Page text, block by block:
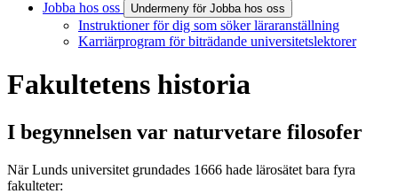
Jobba hos oss Undermeny för Jobba hos oss
Instruktioner för dig som söker läraranställning
Karriärprogram för biträdande universitetslektorer
Fakultetens historia
I begynnelsen var naturvetare filosofer
När Lunds universitet grundades 1666 hade lärosätet bara fyra
fakulteter: